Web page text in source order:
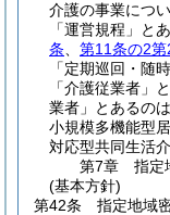
介護の事業につ
「運営規程」と
条
第11条の2第
「定期巡回・随
「介護従業者」と
業者」とあるの
小規模多機能型
対応型共同生活
第7章
指定
(基本方針)
第42条
指定地域